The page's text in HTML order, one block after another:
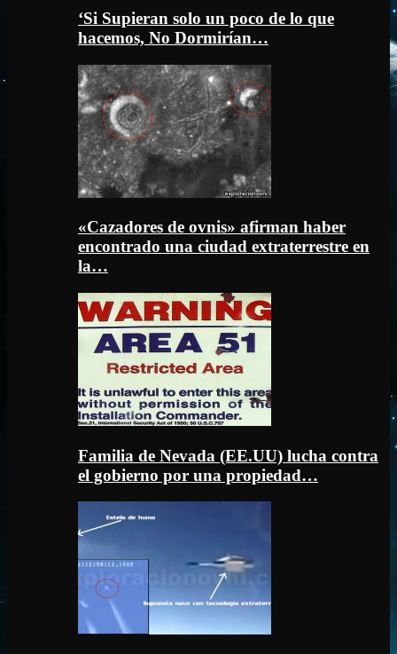
‘Si Supieran solo un poco de lo que
hacemos, No Dormirían…
«Cazadores de ovnis» afirman haber
encontrado una ciudad extraterrestre en
la…
Familia de Nevada (EE.UU) lucha contra
el gobierno por una propiedad…